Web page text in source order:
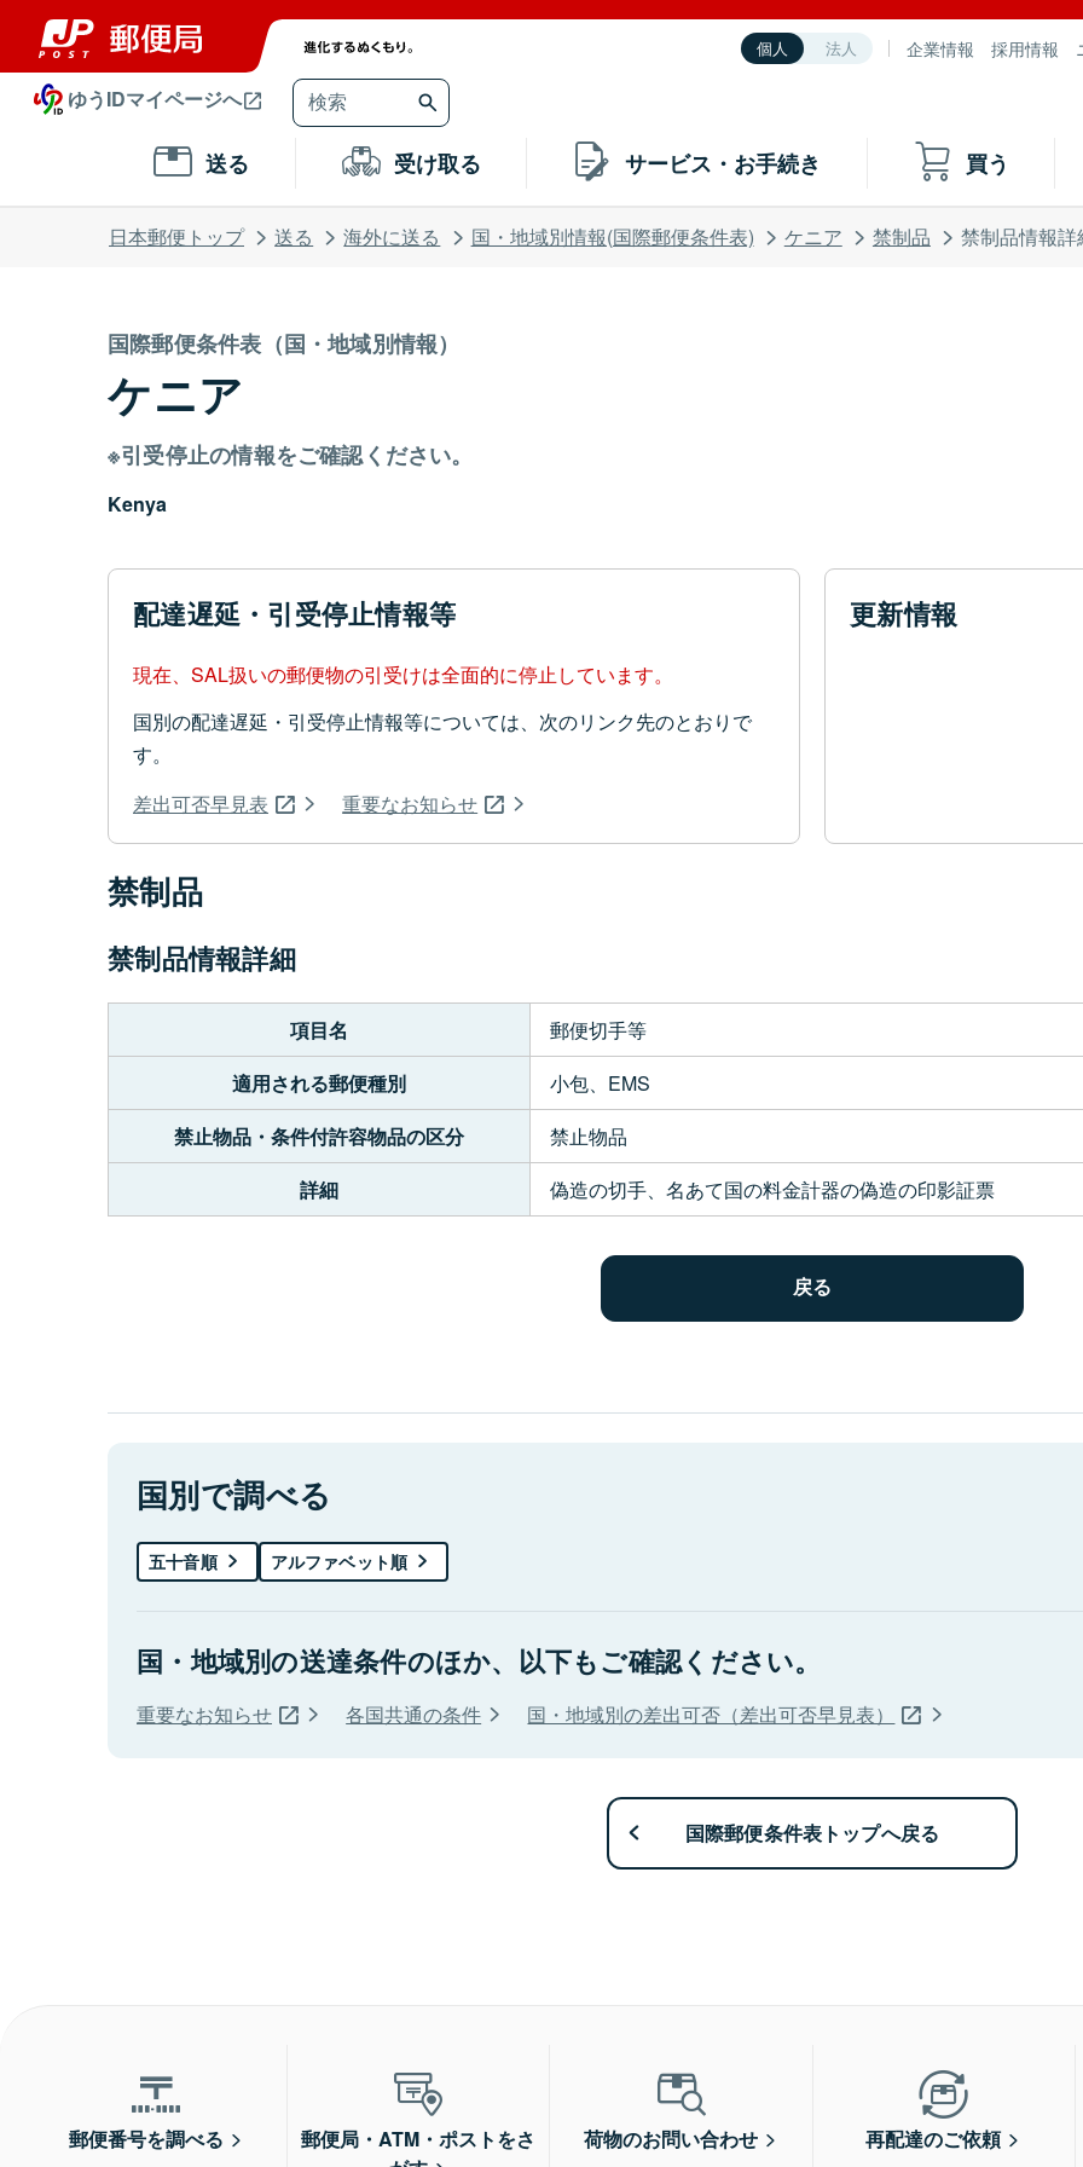
個人 法人 企業情報 採用情報
ゆうIDマイページへ
送る 受け取る サービス・お手続き 買う
日本郵便トップ 送る 海外に送る 国・地域別情報(国際郵便条件表) ケニア 禁制品 禁制品情報詳
国際郵便条件表（国・地域別情報）
ケニア
※引受停止の情報をご確認ください。
Kenya
配達遅延・引受停止情報等
現在、SAL扱いの郵便物の引受けは全面的に停止しています。
国別の配達遅延・引受停止情報等については、次のリンク先のとおりで
す。
差出可否早見表
重要なお知らせ
更新情報
禁制品
禁制品情報詳細
項目名
郵便切手等
適用される郵便種別
小包、EMS
禁止物品・条件付許容物品の区分
禁止物品
詳細
偽造の切手、名あて国の料金計器の偽造の印影証票
国別で調べる
五十音順 アルファベット順
国・地域別の送達条件のほか、以下もご確認ください。
重要なお知らせ 各国共通の条件 国・地域別の差出可否（差出可否早見表）
国際郵便条件表トップへ戻る
郵便番号を調べる
郵便局・ATM・ポストをさ
荷物のお問い合わせ 再配達のご依頼